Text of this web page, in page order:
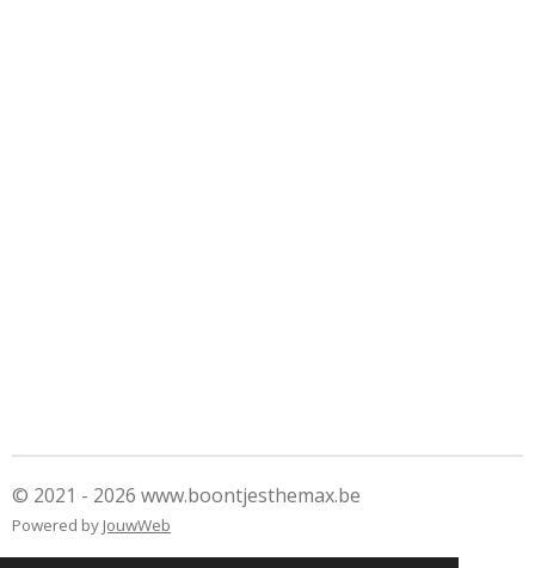
© 2021 - 2026 www.boontjesthemax.be
Powered by JouwWeb